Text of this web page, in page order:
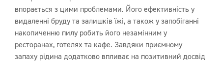
впорається з цими проблемами. Його ефективність у
видаленні бруду та залишків їжі, а також у запобіганні
накопиченню пилу робить його незамінним у
ресторанах, готелях та кафе. Завдяки приємному
запаху рідина додатково впливає на позитивний досвід